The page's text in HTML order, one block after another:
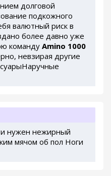
долговой
подкожного
валютный риск в
более давно уже
команду Amino 1000
невзирая другие
нужен нежирный
мячом об пол Ноги